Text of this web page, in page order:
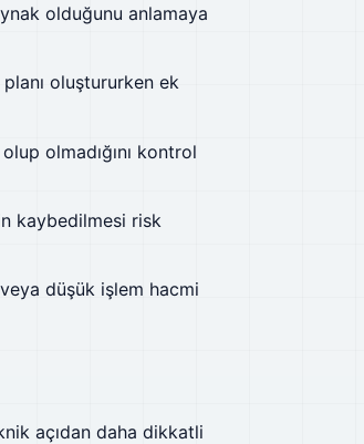
olduğunu anlamaya
oluştururken ek
olmadığını kontrol
kaybedilmesi risk
düşük işlem hacmi
açıdan daha dikkatli